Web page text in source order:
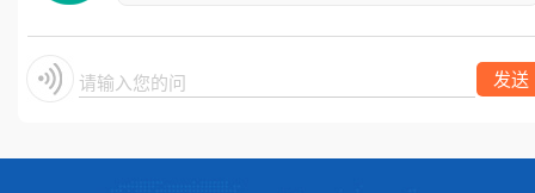
请输入您的问题 发送